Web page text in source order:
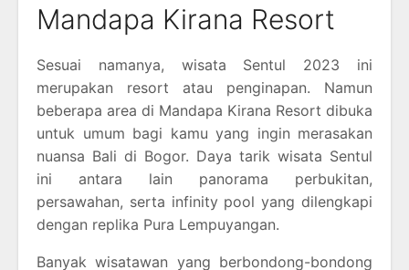
Mandapa Kirana Resort
Sesuai namanya, wisata Sentul 2023 ini
merupakan resort atau penginapan. Namun
beberapa area di Mandapa Kirana Resort dibuka
untuk umum bagi kamu yang ingin merasakan
nuansa Bali di Bogor. Daya tarik wisata Sentul
ini antara lain panorama perbukitan,
persawahan, serta infinity pool yang dilengkapi
dengan replika Pura Lempuyangan.
Banyak wisatawan yang berbondong-bondong